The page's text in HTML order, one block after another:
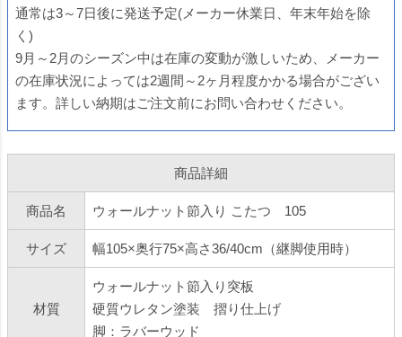
通常は3～7日後に発送予定(メーカー休業日、年末年始を除
く)
9月～2月のシーズン中は在庫の変動が激しいため、メーカー
の在庫状況によっては2週間～2ヶ月程度かかる場合がござい
ます。詳しい納期はご注文前にお問い合わせください。
商品詳細
商品名 ウォールナット節入り こたつ 105
サイズ 幅105×奥行75×高さ36/40cm（継脚使用時）
材質
ウォールナット節入り突板
硬質ウレタン塗装 摺り仕上げ
脚：ラバーウッド